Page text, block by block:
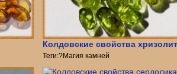
Колдовские свойства
Теги:?Магия камней